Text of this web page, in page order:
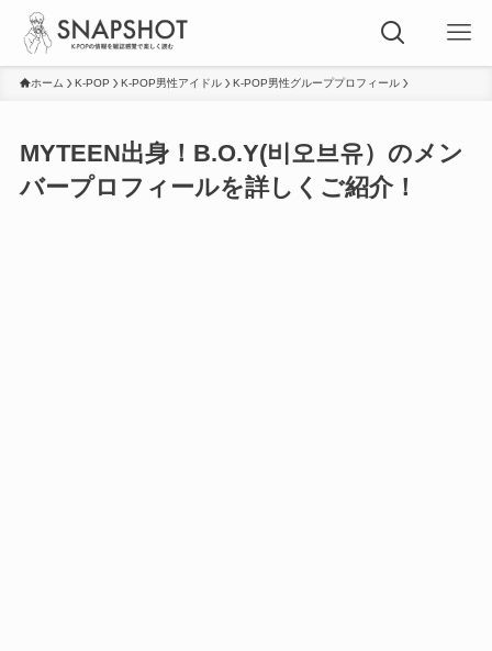
ホーム K-POP K-POP男性アイドル K-POP男性グループプロフィール
MYTEEN出身！B.O.Y(비오브유）のメン
バープロフィールを詳しくご紹介！